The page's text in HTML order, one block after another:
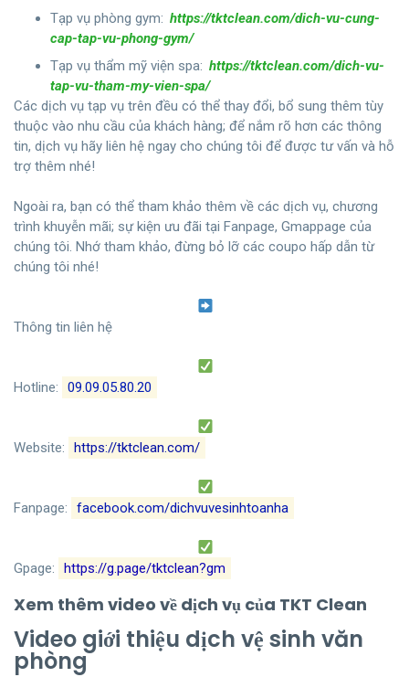
Tạp vụ phòng gym: https://tktclean.com/dich-vu-cung-
cap-tap-vu-phong-gym/
Tạp vụ thẩm mỹ viện spa: https://tktclean.com/dich-vu-
tap-vu-tham-my-vien-spa/
Các dịch vụ tạp vụ trên đều có thể thay đổi, bổ sung thêm tùy
thuộc vào nhu cầu của khách hàng; để nắm rõ hơn các thông
tin, dịch vụ hãy liên hệ ngay cho chúng tôi để được tư vấn và hỗ
trợ thêm nhé!
Ngoài ra, bạn có thể tham khảo thêm về các dịch vụ, chương
trình khuyễn mãi; sự kiện ưu đãi tại Fanpage, Gmappage của
chúng tôi. Nhớ tham khảo, đừng bỏ lỡ các coupo hấp dẫn từ
chúng tôi nhé!
Thông tin liên hệ
Hotline: 09.09.05.80.20
Website: https://tktclean.com/
Fanpage: facebook.com/dichvuvesinhtoanha
Gpage: https://g.page/tktclean?gm
Xem thêm video về dịch vụ của TKT Clean
Video giới thiệu dịch vệ sinh văn
phòng